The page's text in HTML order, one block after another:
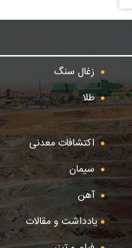
زغال سنگ
طلا
اکتشافات معدنی
سیمان
آهن
یادداشت و مقالات